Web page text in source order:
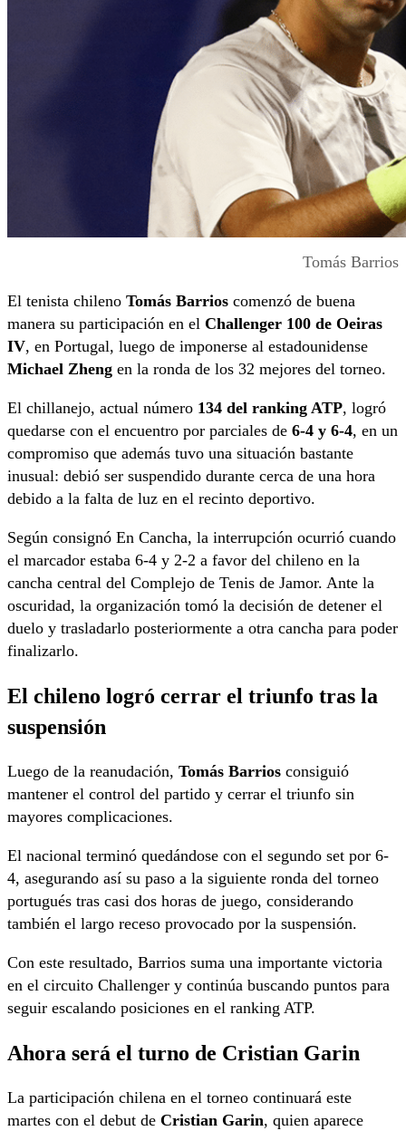
Tomás Barrios
El tenista chileno Tomás Barrios comenzó de buena
manera su participación en el Challenger 100 de Oeiras
IV, en Portugal, luego de imponerse al estadounidense
Michael Zheng en la ronda de los 32 mejores del torneo.
El chillanejo, actual número 134 del ranking ATP, logró
quedarse con el encuentro por parciales de 6-4 y 6-4, en un
compromiso que además tuvo una situación bastante
inusual: debió ser suspendido durante cerca de una hora
debido a la falta de luz en el recinto deportivo.
Según consignó En Cancha, la interrupción ocurrió cuando
el marcador estaba 6-4 y 2-2 a favor del chileno en la
cancha central del Complejo de Tenis de Jamor. Ante la
oscuridad, la organización tomó la decisión de detener el
duelo y trasladarlo posteriormente a otra cancha para poder
finalizarlo.
El chileno logró cerrar el triunfo tras la
suspensión
Luego de la reanudación, Tomás Barrios consiguió
mantener el control del partido y cerrar el triunfo sin
mayores complicaciones.
El nacional terminó quedándose con el segundo set por 6-
4, asegurando así su paso a la siguiente ronda del torneo
portugués tras casi dos horas de juego, considerando
también el largo receso provocado por la suspensión.
Con este resultado, Barrios suma una importante victoria
en el circuito Challenger y continúa buscando puntos para
seguir escalando posiciones en el ranking ATP.
Ahora será el turno de Cristian Garin
La participación chilena en el torneo continuará este
martes con el debut de Cristian Garin, quien aparece